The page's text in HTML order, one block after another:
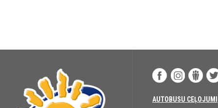
AUTOBUSU CEĻOJUMI